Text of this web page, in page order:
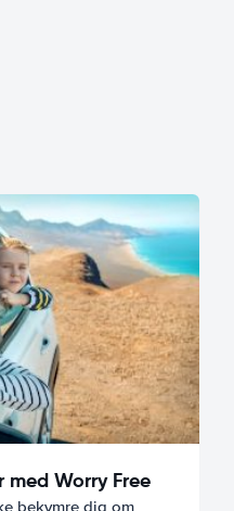
Worry Free
bekymre dig om